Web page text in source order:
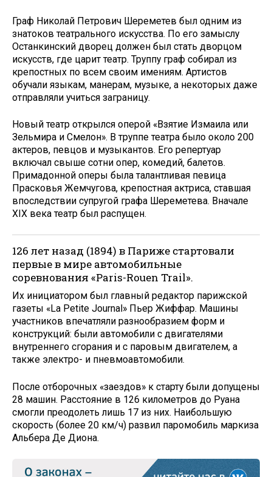
Граф Николай Петрович Шереметев был одним из
знатоков театрального искусства. По его замыслу
Останкинский дворец должен был стать дворцом
искусств, где царит театр. Труппу граф собирал из
крепостных по всем своим имениям. Артистов
обучали языкам, манерам, музыке, а некоторых даже
отправляли учиться заграницу.
Новый театр открылся оперой «Взятие Измаила или
Зельмира и Смелон». В труппе театра было около 200
актеров, певцов и музыкантов. Его репертуар
включал свыше сотни опер, комедий, балетов.
Примадонной оперы была талантливая певица
Прасковья Жемчугова, крепостная актриса, ставшая
впоследствии супругой графа Шереметева. Вначале
XIX века театр был распущен.
126 лет назад (1894) в Париже стартовали
первые в мире автомобильные
соревнования «Paris-Rouen Trail».
Их инициатором был главный редактор парижской
газеты «La Petite Journal» Пьер Жиффар. Машины
участников впечатляли разнообразием форм и
конструкций: были автомобили с двигателями
внутреннего сгорания и с паровым двигателем, а
также электро- и пневмоавтомобили.
После отборочных «заездов» к старту были допущены
28 машин. Расстояние в 126 километров до Руана
смогли преодолеть лишь 17 из них. Наибольшую
скорость (более 20 км/ч) развил паромобиль маркиза
Альбера Де Диона.